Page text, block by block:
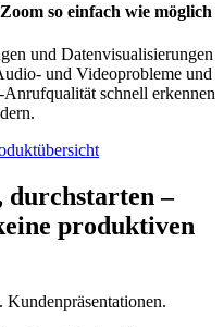
so einfach wie möglich
und Datenvisualisierungen
und Videoprobleme und
schnell erkennen
durchstarten –
produktiven
Kundenpräsentationen.